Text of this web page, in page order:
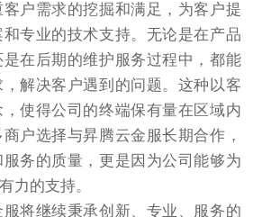
户需求的挖掘和满足，为客户提
专业的技术支持。无论是在产品
在后期的维护服务过程中，都能
解决客户遇到的问题。这种以客
使得公司的终端保有量在区域内
户选择与昇腾云金服长期合作，
务的质量，更是因为公司能够为
力的支持。​
将继续秉承创新、专业、服务的